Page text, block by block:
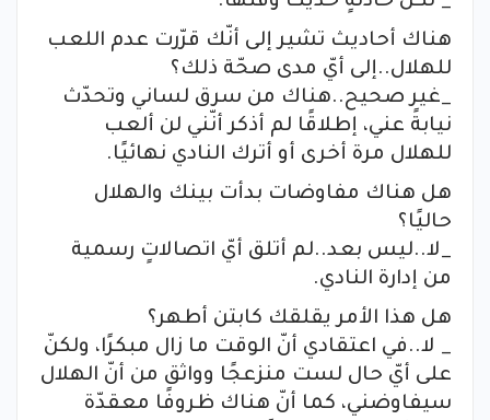
هناك أحاديث تشير إلى أنّك قرّرت عدم اللعب
للهلال..إلى أيّ مدى صحّة ذلك؟
_غير صحيح..هناك من سرق لساني وتحدّث
نيابةً عني، إطلاقًا لم أذكر أنّني لن ألعب
للهلال مرة أخرى أو أترك النادي نهائيًا.
هل هناك مفاوضات بدأت بينك والهلال
حاليًا؟
_لا..ليس بعد..لم أتلق أيّ اتصالاتٍ رسمية
من إدارة النادي.
هل هذا الأمر يقلقك كابتن أطهر؟
_ لا..في اعتقادي أنّ الوقت ما زال مبكرًا، ولكنّ
على أيّ حال لست منزعجًا وواثق من أنّ الهلال
سيفاوضني، كما أنّ هناك ظروفًا معقدّة